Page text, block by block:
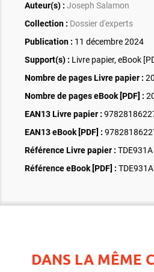
Auteur(s) : Joseph Salamon
Collection : Dossier d'experts
Publication : 11 décembre 2024
Support(s) : Livre papier, eBook
Nombre de pages Livre papier :
Nombre de pages eBook [PDF] :
EAN13 Livre papier :
EAN13 eBook [PDF] :
Référence Livre papier : TDE931A
Référence eBook [PDF] :
DANS LA MÊME